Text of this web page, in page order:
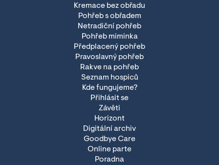
Kremace bez obřadu
Pohřeb s obřadem
Netradiční pohřeb
Pohřeb miminka
Předplacený pohřeb
Pravoslavný pohřeb
Rakve na pohřeb
Seznam hospiců
Kde fungujeme?
Přihlásit se
Závěti
Horizont
Digitální archiv
Goodbye Care
Online parte
Poradna